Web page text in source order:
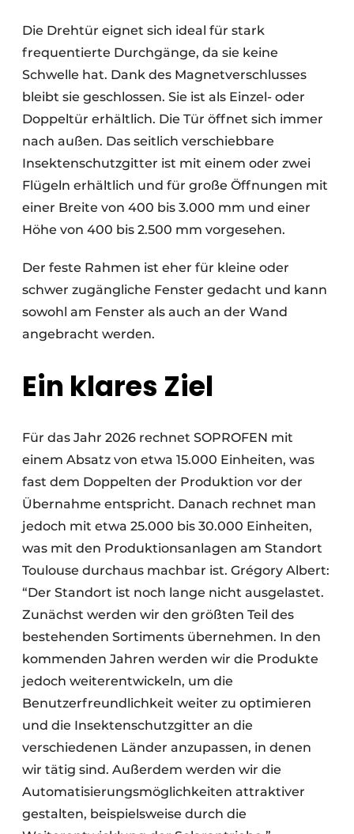
Die Drehtür eignet sich ideal für stark
frequentierte Durchgänge, da sie keine
Schwelle hat. Dank des Magnetverschlusses
bleibt sie geschlossen. Sie ist als Einzel- oder
Doppeltür erhältlich. Die Tür öffnet sich immer
nach außen. Das seitlich verschiebbare
Insektenschutzgitter ist mit einem oder zwei
Flügeln erhältlich und für große Öffnungen mit
einer Breite von 400 bis 3.000 mm und einer
Höhe von 400 bis 2.500 mm vorgesehen.
Der feste Rahmen ist eher für kleine oder
schwer zugängliche Fenster gedacht und kann
sowohl am Fenster als auch an der Wand
angebracht werden.
Ein klares Ziel
Für das Jahr 2026 rechnet SOPROFEN mit
einem Absatz von etwa 15.000 Einheiten, was
fast dem Doppelten der Produktion vor der
Übernahme entspricht. Danach rechnet man
jedoch mit etwa 25.000 bis 30.000 Einheiten,
was mit den Produktionsanlagen am Standort
Toulouse durchaus machbar ist. Grégory Albert:
“Der Standort ist noch lange nicht ausgelastet.
Zunächst werden wir den größten Teil des
bestehenden Sortiments übernehmen. In den
kommenden Jahren werden wir die Produkte
jedoch weiterentwickeln, um die
Benutzerfreundlichkeit weiter zu optimieren
und die Insektenschutzgitter an die
verschiedenen Länder anzupassen, in denen
wir tätig sind. Außerdem werden wir die
Automatisierungsmöglichkeiten attraktiver
gestalten, beispielsweise durch die